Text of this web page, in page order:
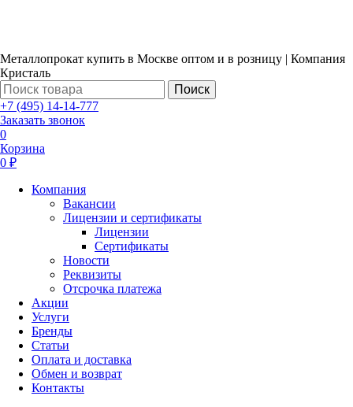
Металлопрокат купить в Москве оптом и в розницу | Компания
Кристаль
Поиск
+7 (495) 14-14-777
Заказать звонок
0
Корзина
0 ₽
Компания
Вакансии
Лицензии и сертификаты
Лицензии
Сертификаты
Новости
Реквизиты
Отсрочка платежа
Акции
Услуги
Бренды
Статьи
Оплата и доставка
Обмен и возврат
Контакты